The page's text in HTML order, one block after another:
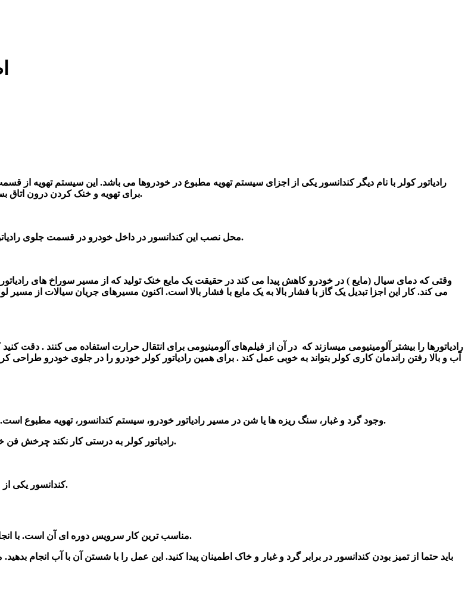
رادیاتور کولر با نام دیگر کندانسور یکی از اجزای سیستم تهویه مطبوع در خودروها می باشد. این سیستم تهویه از
برای تهویه و خنک کردن درون اتاق بسیار مهم است در صورت خرابی این قطعه روند تهویه خودرو به درستی انجام نمی گیرد.
محل نصب این کندانسور در داخل خودرو در قسمت جلوی رادیاتور خودرو است.بدین صورت که کندانسور در خودرو وظیفه چگالش گاز را بر عهده دارد.
وقتی که دمای سیال (مایع ) در خودرو کاهش پیدا می کند در حقیقت یک مایع خنک تولید که از مسیر سوراخ های
می کند. کار این اجزا تبدیل یک گاز با فشار بالا به یک مایع با فشار بالا است. اکنون مسیرهای جریان سیالات از
رادیاتورها را بیشتر
آلومینیومی میسازند که در آن از فیلم‌های آلومینیومی برای انتقال حرارت استفاده می کنند . دقت
آب و بالا رفتن راندمان کاری کولر بتواند به خوبی عمل کند . برای همین رادیاتور کولر خودرو را در جلوی خودرو
1- وجود گرد و غبار، سنگ ریزه ها یا شن در مسیر رادیاتور خودرو، سیستم کندانسور، تهویه مطبوع است. این سنگریزه ها به کندانسور برخورد کرده و باعث نشت سیالات در خودرو می گردد.
2-رادیاتور کولر به درستی کار نکند چرخشچرخش فن، ضعیف باشد، دمای کندانسور بالا می رود.
کندانسور یکی از مهم ترین اجزای سیستم تهویه مطبوع در خودرو است که در معرض شکستن قرار دارد.
1-مناسب ترین کار سرویس دوره ای آن است. با انجام بازرسی های عادی هر 3-6 ماه، می توانید حالت کندانسور خودرو را بهتر حفظ کنید.
2-باید حتما از تمیز بودن کندانسور در برابر گرد و غبار و خاک اطمینان پیدا کنید. این عمل را با شستن آن با آب انجام